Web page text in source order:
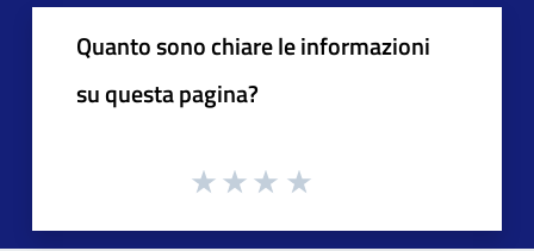
Quanto sono chiare le informazioni
su questa pagina?